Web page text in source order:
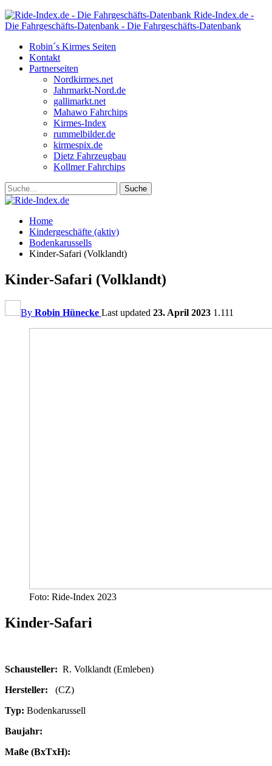
Ride-Index.de -
Die Fahrgeschäfts-Datenbank - Die Fahrgeschäfts-Datenbank
Robin´s Kirmes Seiten
Kontakt
Partnerseiten
Nordkirmes.net
Jahrmarkt-Nord.de
gallimarkt.net
Mahawo Fahrchips
Kirmes-Index
rummelbilder.de
kirmespix.de
Dietz Fahrzeugbau
Kollmer Fahrchips
Home
Kindergeschäfte (aktiv)
Bodenkarussells
Kinder-Safari (Volklandt)
Kinder-Safari (Volklandt)
By Robin Hünecke Last updated 23. April 2023 1.111
Foto: Ride-Index 2023
Kinder-Safari
Schausteller: R. Volklandt (Emleben)
Hersteller:
(CZ)
Typ: Bodenkarussell
Baujahr:
Maße (BxTxH):